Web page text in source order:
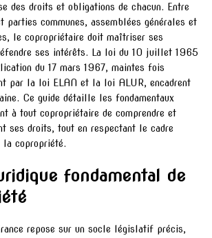
des droits et obligations de chacun. Entre
parties communes, assemblées générales et
le copropriétaire doit maîtriser ses
ses intérêts. La loi du 10 juillet 1965
du 17 mars 1967, maintes fois
par la loi ELAN et la loi ALUR, encadrent
Ce guide détaille les fondamentaux
à tout copropriétaire de comprendre et
ses droits, tout en respectant le cadre
copropriété.
fondamental de
repose sur un socle législatif précis,